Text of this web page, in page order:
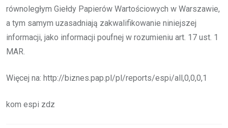
równoległym Giełdy Papierów Wartościowych w Warszawie,
a tym samym uzasadniają zakwalifikowanie niniejszej
informacji, jako informacji poufnej w rozumieniu art. 17 ust. 1
MAR.
Więcej na: http://biznes.pap.pl/pl/reports/espi/all,0,0,0,1
kom espi zdz